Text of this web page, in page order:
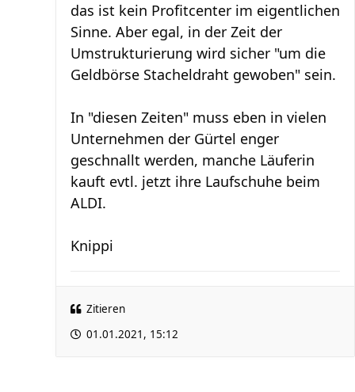
das ist kein Profitcenter im eigentlichen
Sinne. Aber egal, in der Zeit der
Umstrukturierung wird sicher "um die
Geldbörse Stacheldraht gewoben" sein.
In "diesen Zeiten" muss eben in vielen
Unternehmen der Gürtel enger
geschnallt werden, manche Läuferin
kauft evtl. jetzt ihre Laufschuhe beim
ALDI.
Knippi
Zitieren
01.01.2021, 15:12